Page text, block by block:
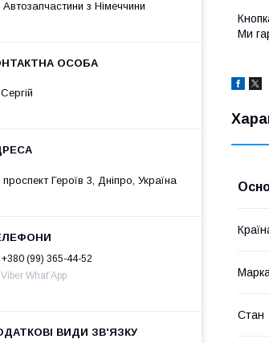
Ми
Стан
Автозапчастини з Німеччини
Сергій
проспект Героїв 3, Дніпро, Україна
+380 (99) 365-44-52
Viber What’App